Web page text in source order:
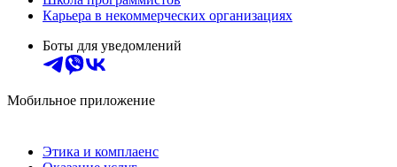
Карьера в некоммерческих организациях
Боты для уведомлений
Мобильное приложение
Этика и комплаенс